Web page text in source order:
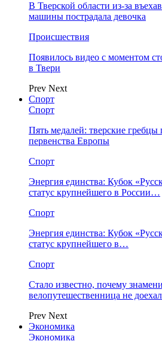
В Тверской области из-за
машины пострадала девочка
Происшествия
Появилось видео с моментом
в Твери
Prev Next
Спорт
Спорт
Пять медалей: тверские гребцы
первенства Европы
Спорт
Энергия единства: Кубок
статус крупнейшего в России…
Спорт
Энергия единства: Кубок
статус крупнейшего в…
Спорт
Стало известно, почему
велопутешественница не
Prev Next
Экономика
Экономика